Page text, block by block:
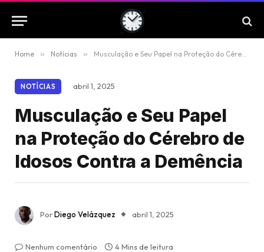
Home » Notícias » Musculação e Seu Papel na Proteção do Cérebro de Idosos Contra a Demência
NOTÍCIAS abril 1, 2025
Musculação e Seu Papel
na Proteção do Cérebro de
Idosos Contra a Demência
PorDiego Velázquez abril 1, 2025
Nenhum comentário
4 Mins de leitura